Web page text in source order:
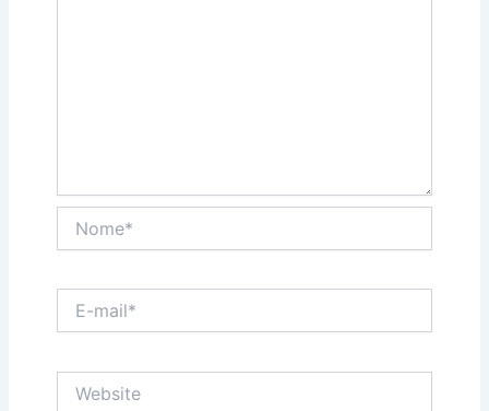
mail*